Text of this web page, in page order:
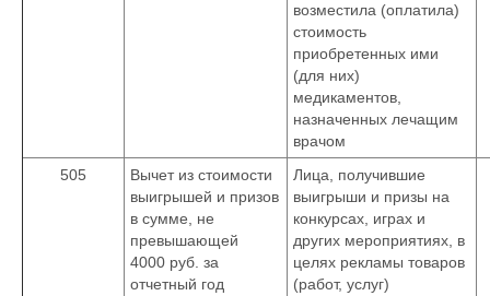
возместила (оплатила)
стоимость
приобретенных ими
(для них)
медикаментов,
назначенных лечащим
врачом
505
Вычет из стоимости
выигрышей и призов
в сумме, не
превышающей
4000 руб. за
отчетный год
Лица, получившие
выигрыши и призы на
конкурсах, играх и
других мероприятиях, в
целях рекламы товаров
(работ, услуг)